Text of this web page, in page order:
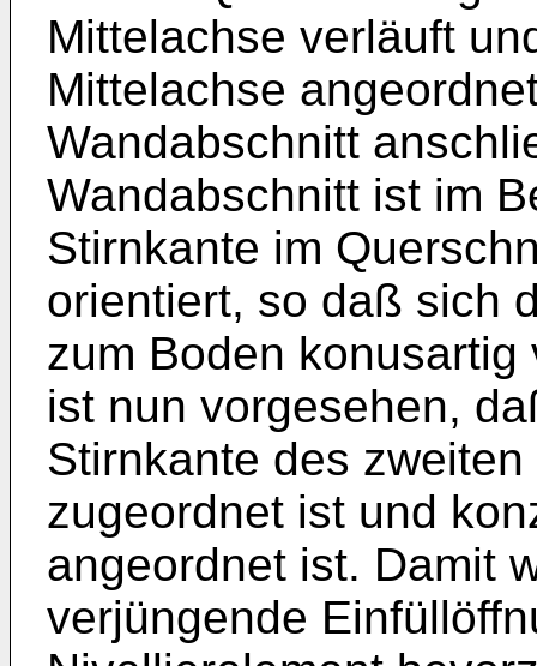
Mittelachse verläuft
Mittelachse
Wandabschnitt
Wandabschnitt ist im
Stirnkante im
orientiert, so daß sich
zum Boden
ist nun vorgesehen,
Stirnkante des
zugeordnet ist und
angeordnet ist. Damit
verjüngende